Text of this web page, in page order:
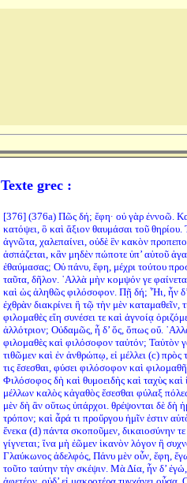
Texte grec :
[376] (376a) Πῶς δή; ἔφη· οὐ γὰρ ἐννοῶ.
κατόψει, ὃ καὶ ἄξιον θαυμάσαι τοῦ θηρίου.
ἀγνῶτα, χαλεπαίνει, οὐδὲ ἓν κακὸν
ἀσπάζεται, κἂν μηδὲν πώποτε ὑπ’ αὐτοῦ
ἐθαύμασας; Οὐ πάνυ, ἔφη, μέχρι τούτου
ταῦτα, δῆλον. ᾿Αλλὰ μὴν κομψόν γε
καὶ ὡς ἀληθῶς φιλόσοφον. Πῇ δή; ῟Ηι, ἦν
ἐχθρὰν διακρίνει ἢ τῷ τὴν μὲν
φιλομαθὲς εἴη συνέσει τε καὶ ἀγνοίᾳ
ἀλλότριον; Οὐδαμῶς, ἦ δ’ ὅς, ὅπως οὔ.
φιλομαθὲς καὶ φιλόσοφον ταὐτόν; Ταὐτὸν
τιθῶμεν καὶ ἐν ἀνθρώπῳ, εἰ μέλλει (c) πρὸς
τις ἔσεσθαι, φύσει φιλόσοφον καὶ
Φιλόσοφος δὴ καὶ θυμοειδὴς καὶ ταχὺς καὶ
μέλλων καλὸς κἀγαθὸς ἔσεσθαι φύλαξ
μὲν δὴ ἂν οὕτως ὑπάρχοι. θρέψονται δὲ δὴ
τρόπον; καὶ ἆρά τι προὔργου ἡμῖν ἐστιν
ἕνεκα (d) πάντα σκοποῦμεν, δικαιοσύνην τε
γίγνεται; ἵνα μὴ ἐῶμεν ἱκανὸν λόγον ἢ
Γλαύκωνος ἀδελφός, Πάνυ μὲν οὖν, ἔφη,
τοῦτο ταύτην τὴν σκέψιν. Μὰ Δία, ἦν δ’